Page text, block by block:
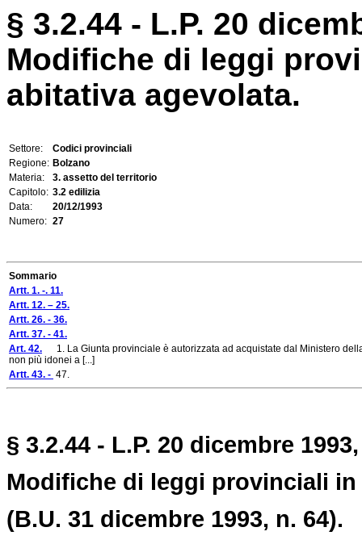
§ 3.2.44 - L.P. 20
Modifiche di leggi
abitativa agevolata.
Settore:
Codici provinciali
Regione: Bolzano
Materia:
3. assetto del territorio
Capitolo: 3.2 edilizia
Data:
20/12/1993
Numero: 27
Sommario
Artt. 1. -. 11.
Artt. 12. – 25.
Artt. 26. - 36.
Artt. 37. - 41.
Art. 42. 1. La Giunta provinciale è autorizzata ad acquistate dal Ministero
non più idonei a [...]
Artt. 43. - 47.
§ 3.2.44 - L.P. 20 dicembre
Modifiche di leggi provinciali
(B.U. 31 dicembre 1993, n. 64).